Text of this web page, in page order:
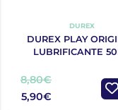
DUREX
DUREX PLAY
LUBRIFICANTE
8,80€
5,90€